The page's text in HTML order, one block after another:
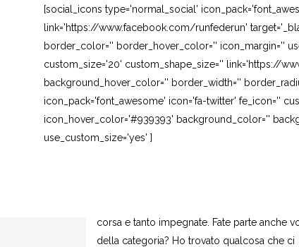
[social_icons type='normal_social'
link='https://www.facebook.com/runfederun'
border_color='' border_hover_color='' icon_margin=''
custom_size='20' custom_shape_size='' link='https://
background_hover_color='' border_width=''
icon_pack='font_awesome' icon='fa-twitter' fe_icon=''
icon_hover_color='#939393' background_color=''
use_custom_size='yes' ]
corsa e tanto impegnate. Fate parte anche
della categoria? Ho trovato qualcosa che ci